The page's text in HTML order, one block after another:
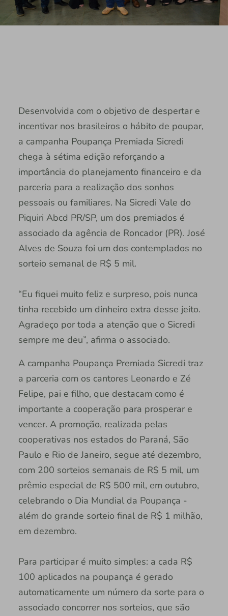
Desenvolvida com o objetivo de despertar e
incentivar nos brasileiros o hábito de poupar,
a campanha Poupança Premiada Sicredi
chega à sétima edição reforçando a
importância do planejamento financeiro e da
parceria para a realização dos sonhos
pessoais ou familiares. Na Sicredi Vale do
Piquiri Abcd PR/SP, um dos premiados é
associado da agência de Roncador (PR). José
Alves de Souza foi um dos contemplados no
sorteio semanal de R$ 5 mil.
“Eu fiquei muito feliz e surpreso, pois nunca
tinha recebido um dinheiro extra desse jeito.
Agradeço por toda a atenção que o Sicredi
sempre me deu”, afirma o associado.
A campanha Poupança Premiada Sicredi traz
a parceria com os cantores Leonardo e Zé
Felipe, pai e filho, que destacam como é
importante a cooperação para prosperar e
vencer. A promoção, realizada pelas
cooperativas nos estados do Paraná, São
Paulo e Rio de Janeiro, segue até dezembro,
com 200 sorteios semanais de R$ 5 mil, um
prêmio especial de R$ 500 mil, em outubro,
celebrando o Dia Mundial da Poupança -
além do grande sorteio final de R$ 1 milhão,
em dezembro.
Para participar é muito simples: a cada R$
100 aplicados na poupança é gerado
automaticamente um número da sorte para o
associado concorrer nos sorteios, que são